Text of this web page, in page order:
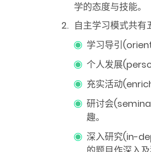
学的态度与技能。
自主学习模式共有
学习导引
个人发展
充实活动
研讨会
趣。
深入研究(in-